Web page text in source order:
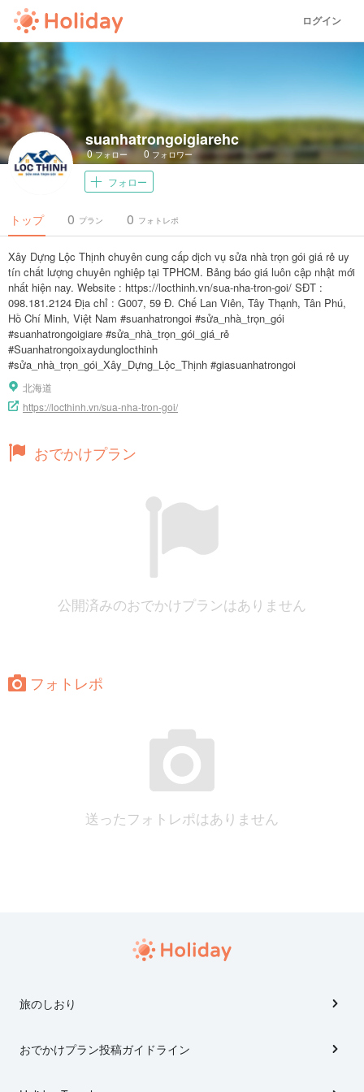
ログイン
suanhatrongoigiarehc
0フォロー 0 フォロワー
フォロー
トップ プラン
0 フォトレポ
0
Xây Dựng Lộc Thịnh chuyên cung cấp dịch vụ sửa nhà trọn gói giá rẻ uy
tín chất lượng chuyên nghiệp tại TPHCM. Bảng báo giá luôn cập nhật mới
nhất hiện nay. Website : https://locthinh.vn/sua-nha-tron-goi/ SĐT :
098.181.2124 Địa chỉ : G007, 59 Đ. Chế Lan Viên, Tây Thạnh, Tân Phú,
Hồ Chí Minh, Việt Nam #suanhatrongoi #sửa_nhà_trọn_gói
#suanhatrongoigiare #sửa_nhà_trọn_gói_giá_rẻ
#Suanhatrongoixaydunglocthinh
#sửa_nhà_trọn_gói_Xây_Dựng_Lộc_Thịnh #giasuanhatrongoi
北海道
https://locthinh.vn/sua-nha-tron-goi/
おでかけプラン
公開済みのおでかけプランはありません
フォトレポ
送ったフォトレポはありません
旅のしおり
おでかけプラン投稿ガイドライン